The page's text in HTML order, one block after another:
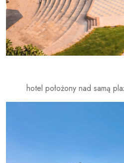
hotel położony nad samą